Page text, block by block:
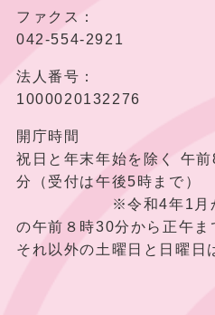
ファクス：
042-554-2921
法人番号：
1000020132276
開庁時間
祝日と年末年始を除く 午
分（受付は午後5時まで）
※令和4年1月から
の午前８時30分から正午ま
それ以外の土曜日と日曜日